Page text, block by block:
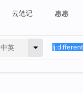
云笔记 惠惠
中英